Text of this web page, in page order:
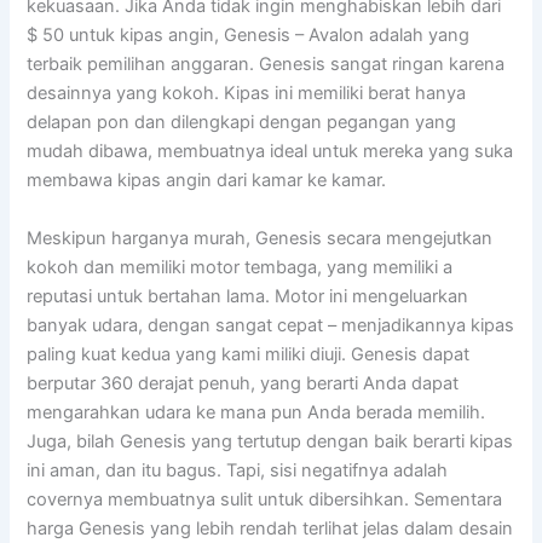
kekuasaan. Jika Anda tidak ingin menghabiskan lebih dari
$ 50 untuk kipas angin, Genesis – Avalon adalah yang
terbaik pemilihan anggaran. Genesis sangat ringan karena
desainnya yang kokoh. Kipas ini memiliki berat hanya
delapan pon dan dilengkapi dengan pegangan yang
mudah dibawa, membuatnya ideal untuk mereka yang suka
membawa kipas angin dari kamar ke kamar.
Meskipun harganya murah, Genesis secara mengejutkan
kokoh dan memiliki motor tembaga, yang memiliki a
reputasi untuk bertahan lama. Motor ini mengeluarkan
banyak udara, dengan sangat cepat – menjadikannya kipas
paling kuat kedua yang kami miliki diuji. Genesis dapat
berputar 360 derajat penuh, yang berarti Anda dapat
mengarahkan udara ke mana pun Anda berada memilih.
Juga, bilah Genesis yang tertutup dengan baik berarti kipas
ini aman, dan itu bagus. Tapi, sisi negatifnya adalah
covernya membuatnya sulit untuk dibersihkan. Sementara
harga Genesis yang lebih rendah terlihat jelas dalam desain